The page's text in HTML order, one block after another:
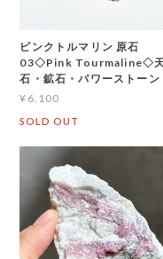
ピンクトルマリン 原石
03◇Pink Tourmaline◇
石・鉱石・パワーストーン
¥6,100
SOLD OUT